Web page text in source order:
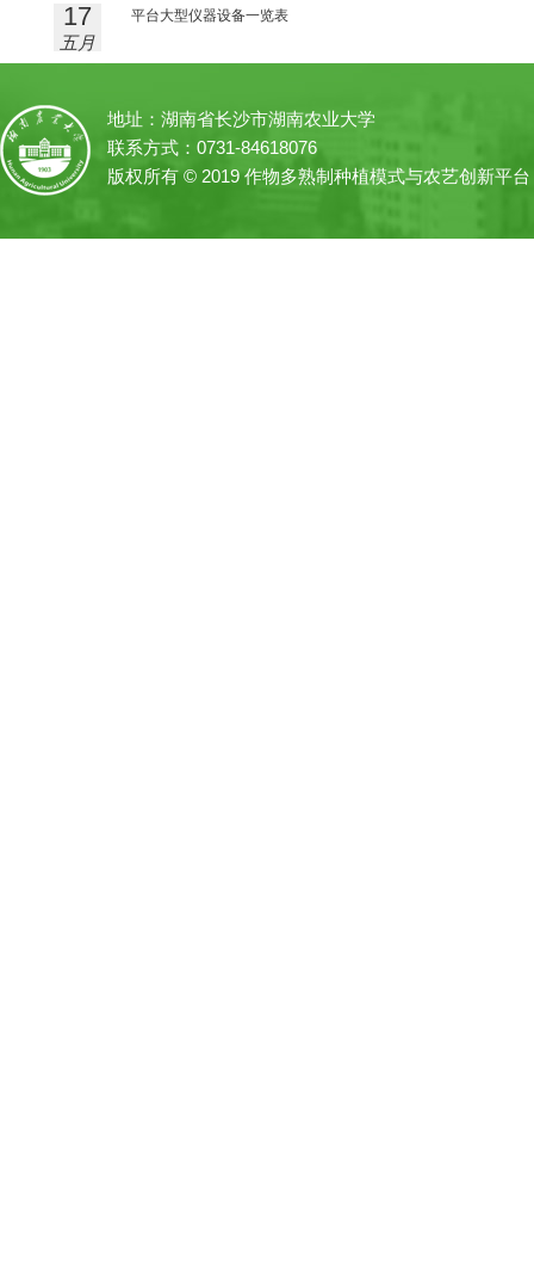
17
五月
平台大型仪器设备一览表
地址：湖南省长沙市湖南农业大学
联系方式：0731-84618076
版权所有 © 2019 作物多熟制种植模式与农艺创新平台